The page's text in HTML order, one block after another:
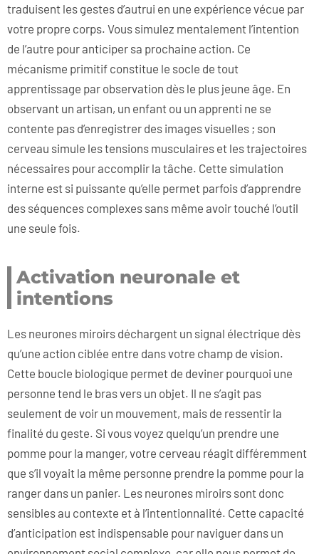
traduisent les gestes d’autrui en une expérience vécue par
votre propre corps. Vous simulez mentalement l’intention
de l’autre pour anticiper sa prochaine action. Ce
mécanisme primitif constitue le socle de tout
apprentissage par observation dès le plus jeune âge. En
observant un artisan, un enfant ou un apprenti ne se
contente pas d’enregistrer des images visuelles ; son
cerveau simule les tensions musculaires et les trajectoires
nécessaires pour accomplir la tâche. Cette simulation
interne est si puissante qu’elle permet parfois d’apprendre
des séquences complexes sans même avoir touché l’outil
une seule fois.
Activation neuronale et
intentions
Les neurones miroirs déchargent un signal électrique dès
qu’une action ciblée entre dans votre champ de vision.
Cette boucle biologique permet de deviner pourquoi une
personne tend le bras vers un objet. Il ne s’agit pas
seulement de voir un mouvement, mais de ressentir la
finalité du geste. Si vous voyez quelqu’un prendre une
pomme pour la manger, votre cerveau réagit différemment
que s’il voyait la même personne prendre la pomme pour la
ranger dans un panier. Les neurones miroirs sont donc
sensibles au contexte et à l’intentionnalité. Cette capacité
d’anticipation est indispensable pour naviguer dans un